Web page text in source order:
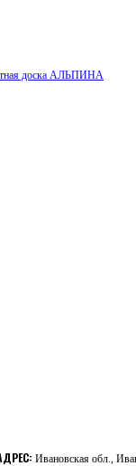
доска АЛЬПИНА
Ивановская обл.,